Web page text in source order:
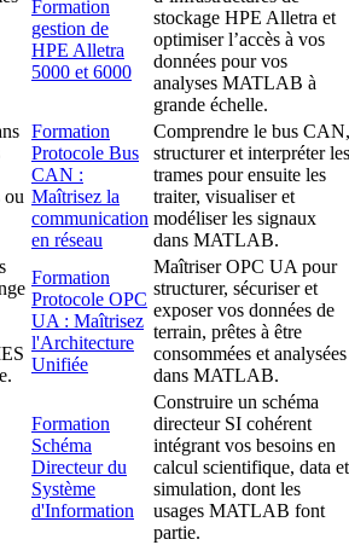
Formation
gestion de
HPE Alletra
5000 et 6000
stockage HPE Alletra et
optimiser l’accès à vos
données pour vos
analyses MATLAB à
grande échelle.
ou
Formation
Protocole Bus
CAN :
Maîtrisez la
communication
en réseau
Comprendre le bus CAN,
structurer et interpréter les
trames pour ensuite les
traiter, visualiser et
modéliser les signaux
dans MATLAB.
Formation
Protocole OPC
UA : Maîtrisez
l'Architecture
Unifiée
Maîtriser OPC UA pour
structurer, sécuriser et
exposer vos données de
terrain, prêtes à être
consommées et analysées
dans MATLAB.
Formation
Schéma
Directeur du
Système
d'Information
Construire un schéma
directeur SI cohérent
intégrant vos besoins en
calcul scientifique, data et
simulation, dont les
usages MATLAB font
partie.